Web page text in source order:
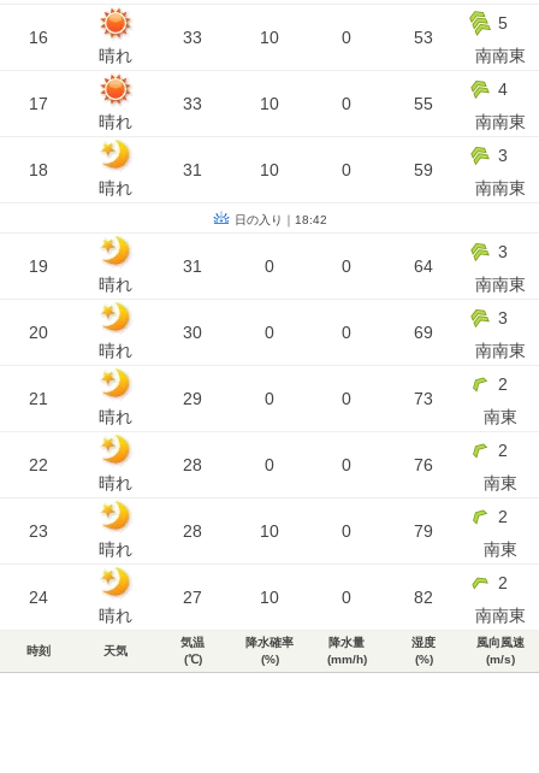
16
晴れ
33 10 0 53
5
南南東
17
晴れ
33 10 0 55
4
南南東
18
晴れ
31 10 0 59
3
南南東
日の入り｜18:42
19
晴れ
31 0 0 64
3
南南東
20
晴れ
30 0 0 69
3
南南東
21
晴れ
29 0 0 73
2
南東
22
晴れ
28 0 0 76
2
南東
23
晴れ
28 10 0 79
2
南東
24
晴れ
27 10 0 82
2
南南東
時刻 天気
気温
(℃)
降水確率
(%)
降水量
(mm/h)
湿度
(%)
風向風速
(m/s)